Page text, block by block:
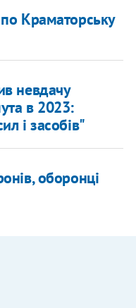
Краматорську
невдачу
в 2023:
і засобів"
оборонці